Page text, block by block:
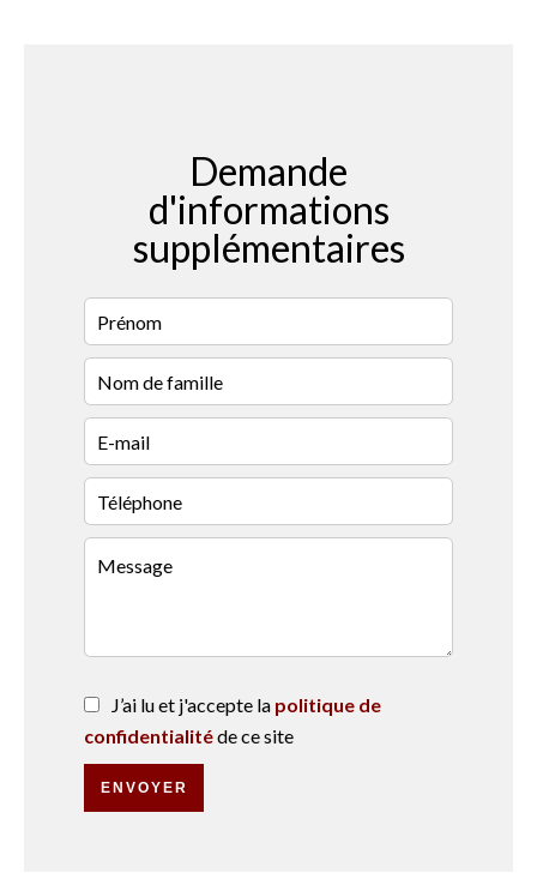
Demande
d'informations
supplémentaires
J’ai lu et j'accepte la politique de
confidentialitéde ce site
ENVOYER